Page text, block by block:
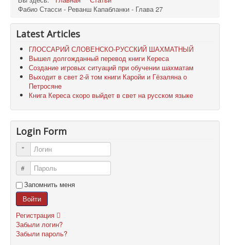
Фабио Стасси - Реванш Капабланки - Глава 27
Latest Articles
ГЛОССАРИЙ СЛОВЕНСКО-РУССКИЙ ШАХМАТНЫЙ
Вышел долгожданный перевод книги Кереса
Создание игровых ситуаций при обучении шахматам
Выходит в свет 2-й том книги Каройи и Гёзаляна о
Петросяне
Книга Кереса скоро выйдет в свет на русском языке
Login Form
Логин
Пароль
Запомнить меня
Войти
Регистрация
Забыли логин?
Забыли пароль?